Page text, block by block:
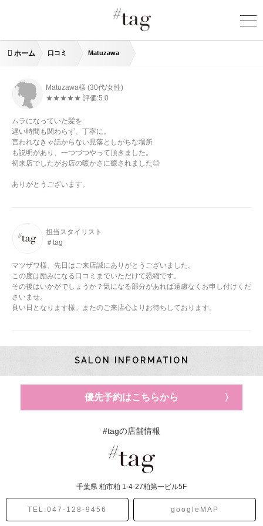
ホーム 口コミ Matuzawa
Matuzawa様 (30代/女性)
★★★★★ 評価:5.0
ムラになっていた髪を
遅い時間も関わらず、丁寧に。
言われなきゃ話からない見落としがちな場所
も説明があり、一つづつやって頂きました。
初来店でしたがお店の暖かさに癒されました◎
ありがとうございます。
担当スタイリスト
＃tag
マツザワ様、先日はご来店誠にありがとうございました。
この度は励みになる口コミまでいただけて恐縮です。
その後はいかがでしょうか？気になる部分があれば遠慮なくお申し付けくだ
さいませ。
良い日となります様。またのご来店心よりお待ちしております。
SALON INFORMATION
優先予約はこちらから
#tagの店舗情報
千葉県 柏市柏 1-4-27柏第一ビル5F
TEL:047-128-9456 googleMAP